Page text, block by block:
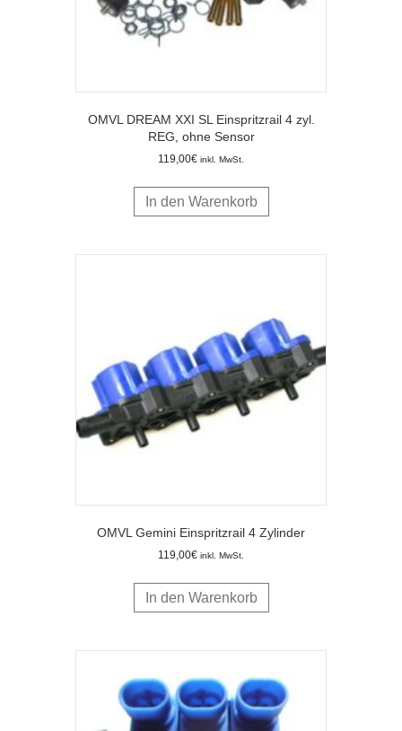
OMVL DREAM XXI SL Einspritzrail 4 zyl.
REG, ohne Sensor
119,00€ inkl. MwSt.
In den Warenkorb
OMVL Gemini Einspritzrail 4 Zylinder
119,00€ inkl. MwSt.
In den Warenkorb